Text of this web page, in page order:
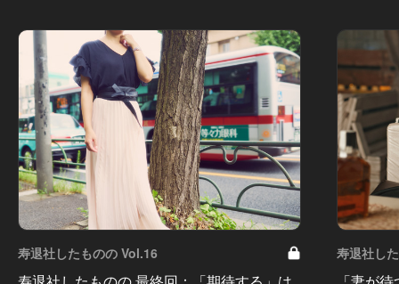
寿退社したものの Vol.16 寿退社し